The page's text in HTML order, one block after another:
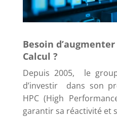
Besoin
Calcul ?
Depuis 2005, le
d’investir dans son
HPC (High
garantir sa réactivité et